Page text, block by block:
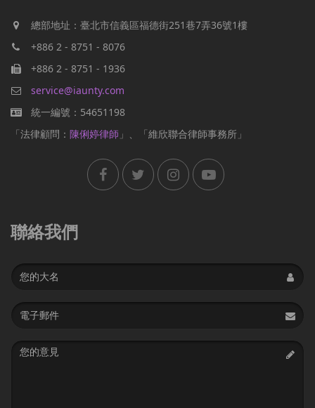
總部地址：臺北市信義區福德街251巷7弄36號1樓
+886 2 - 8751 - 8076
+886 2 - 8751 - 1936
service@iaunty.com
統一編號：54651198
「法律顧問： 陳俐婷律師 」、「維欣聯合律師事務所」
聯絡我們
Name
Email
address
Message